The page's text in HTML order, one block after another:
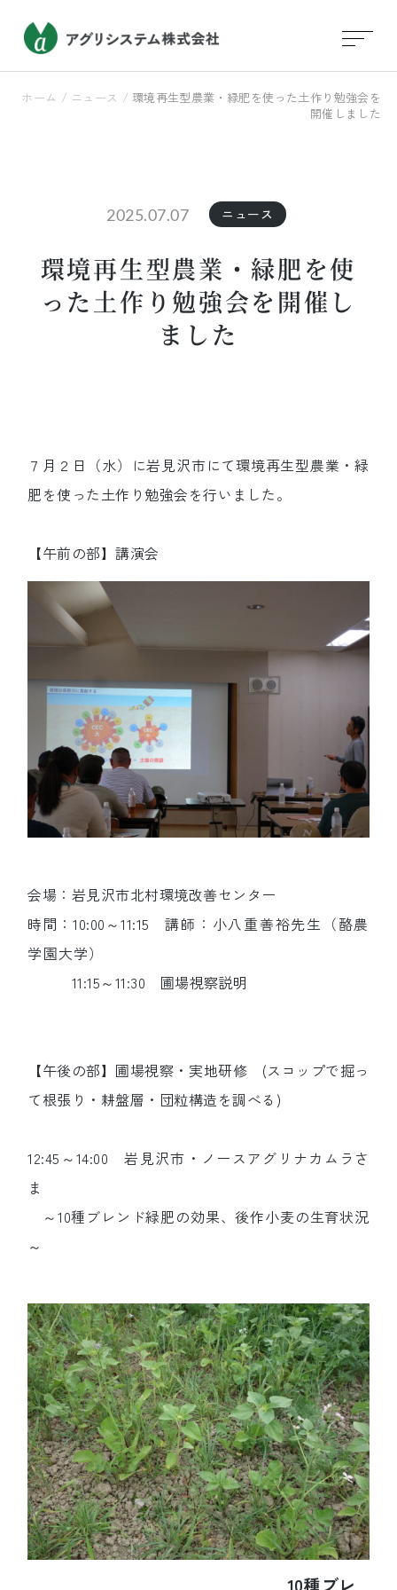
ホーム / ニュース / 環境再生型農業・緑肥を使った土作り勉強会を
開催しました
2025.07.07 ニュース
環境再生型農業・緑肥を使
った土作り勉強会を開催し
ました
７月２日（水）に岩見沢市にて環境再生型農業・緑
肥を使った土作り勉強会を行いました。
【午前の部】講演会
会場：岩見沢市北村環境改善センター
時間：10:00～11:15講師：小八重善裕先生（酪農
学園大学）
11:15～11:30 圃場視察説明
【午後の部】圃場視察・実地研修 (スコップで掘っ
て根張り・耕盤層・団粒構造を調べる)
12:45～14:00 岩見沢市・ノースアグリナカムラさ
ま
～10種ブレンド緑肥の効果、後作小麦の生育状況
～
10種ブレ